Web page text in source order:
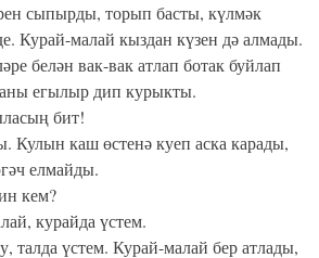
сыпырды, торып басты, күлмәк
Курай-малай кыздан күзен дә алмады.
белән вак-вак атлап ботак буйлап
егылыр дип курыкты.
бит!
Кулын каш өстенә куеп аска карады,
елмайды.
кем?
курайда үстем.
үстем. Курай-малай бер атлады,